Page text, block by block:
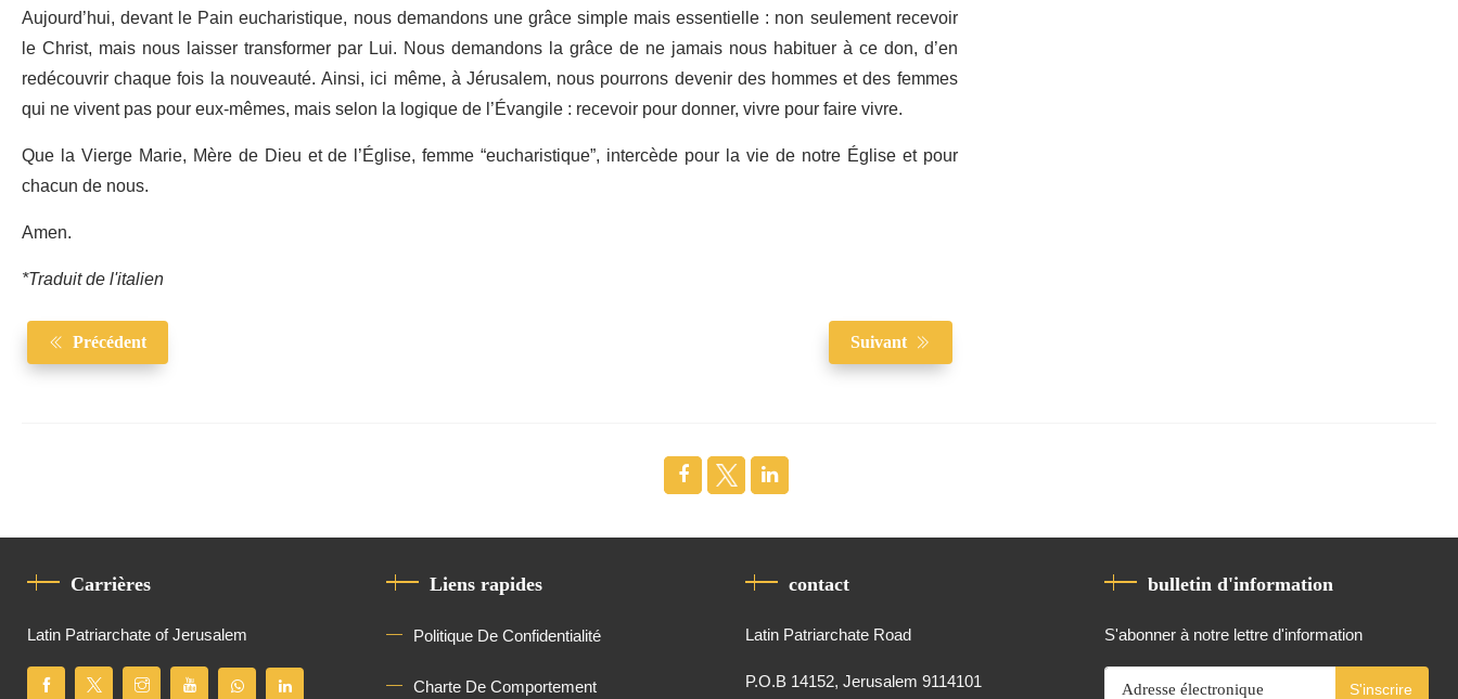
Aujourd’hui, devant le Pain eucharistique, nous demandons une grâce simple mais essentielle : non seulement recevoir
le Christ, mais nous laisser transformer par Lui. Nous demandons la grâce de ne jamais nous habituer à ce don, d’en
redécouvrir chaque fois la nouveauté. Ainsi, ici même, à Jérusalem, nous pourrons devenir des hommes et des femmes
qui ne vivent pas pour eux-mêmes, mais selon la logique de l’Évangile : recevoir pour donner, vivre pour faire vivre.
Que la Vierge Marie, Mère de Dieu et de l’Église, femme “eucharistique”, intercède pour la vie de notre Église et pour
chacun de nous.
Amen.
*Traduit de l'italien
Précédent Suivant
Carrières
Latin Patriarchate of Jerusalem
Liens rapides
Politique De Confidentialité
Charte De Comportement
contact
Latin Patriarchate Road
P.O.B 14152, Jerusalem 9114101
bulletin d'information
S'abonner à notre lettre d'information
S'inscrire